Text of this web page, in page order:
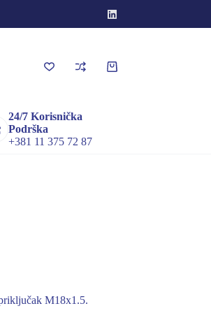
Korpa
24/7 Korisnička
Podrška
+381 11 375 72 87
M18x1.5.